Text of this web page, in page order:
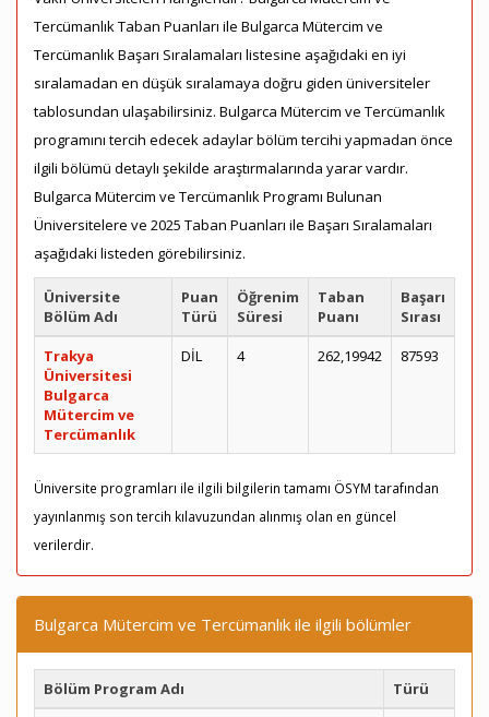
Tercümanlık Taban Puanları ile Bulgarca Mütercim ve
Tercümanlık Başarı Sıralamaları listesine aşağıdaki en iyi
sıralamadan en düşük sıralamaya doğru giden üniversiteler
tablosundan ulaşabilirsiniz. Bulgarca Mütercim ve Tercümanlık
programını tercih edecek adaylar bölüm tercihi yapmadan önce
ilgili bölümü detaylı şekilde araştırmalarında yarar vardır.
Bulgarca Mütercim ve Tercümanlık Programı Bulunan
Üniversitelere ve 2025 Taban Puanları ile Başarı Sıralamaları
aşağıdaki listeden görebilirsiniz.
Üniversite
Bölüm Adı
Puan
Türü
Öğrenim
Süresi
Taban
Puanı
Başarı
Sırası
Trakya
Üniversitesi
Bulgarca
Mütercim ve
Tercümanlık
DİL 4 262,19942 87593
Üniversite programları ile ilgili bilgilerin tamamı ÖSYM tarafından
yayınlanmış son tercih kılavuzundan alınmış olan en güncel
verilerdir.
Bulgarca Mütercim ve Tercümanlık ile ilgili bölümler
Bölüm Program Adı
Türü